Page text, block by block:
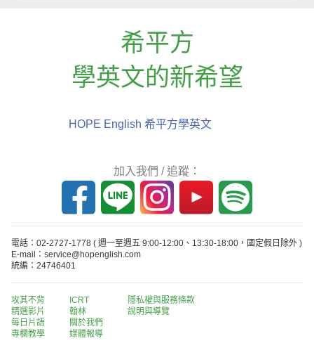
希平方
學英文的新希望
HOPE English 希平方學英文
加入我們 / 追蹤：
電話：02-2727-1778 ( 週一至週五 9:00-12:00、13:30-18:00，國定假日除外 )
E-mail：service@hopenglish.com
統編：24746401
攻其不背
精選影片
每日片語
專欄教學
ICRT
翰林
關於我們
媒體報導
隱私權與服務條款
說明與導覽